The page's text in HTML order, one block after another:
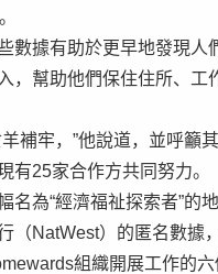
數據有助於更早地發現人
，幫助他們保住住所、工
補牢，”他說道，並呼籲
有25家合作方共同努力。
名為“經濟福祉探索者”的
（NatWest）的匿名數據
組織開展工作的六